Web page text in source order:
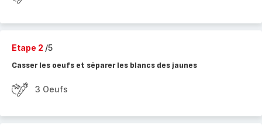
Etape 2 /5
Casser les oeufs et séparer les blancs des jaunes
3 Oeufs